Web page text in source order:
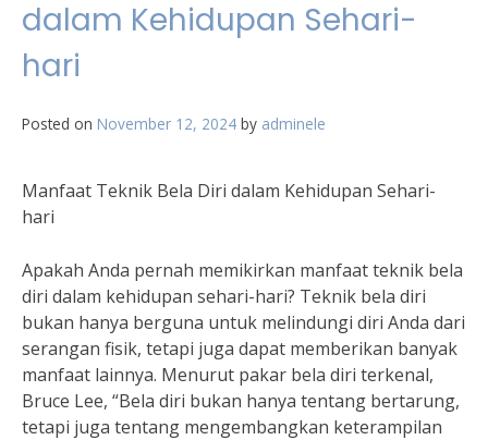
dalam Kehidupan Sehari-
hari
Posted on November 12, 2024 by adminele
Manfaat Teknik Bela Diri dalam Kehidupan Sehari-
hari
Apakah Anda pernah memikirkan manfaat teknik bela
diri dalam kehidupan sehari-hari? Teknik bela diri
bukan hanya berguna untuk melindungi diri Anda dari
serangan fisik, tetapi juga dapat memberikan banyak
manfaat lainnya. Menurut pakar bela diri terkenal,
Bruce Lee, “Bela diri bukan hanya tentang bertarung,
tetapi juga tentang mengembangkan keterampilan